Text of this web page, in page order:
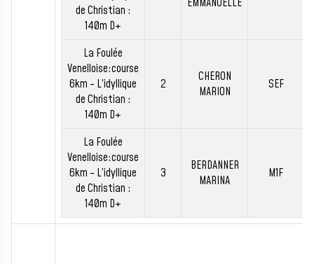
de Christian :
140m D+
La Foulée
Venelloise:course
6km - L’idyllique
de Christian :
140m D+
2
CHERON
MARION
SEF
La Foulée
Venelloise:course
6km - L’idyllique
de Christian :
140m D+
3
BERDANNER
MARINA
M1F